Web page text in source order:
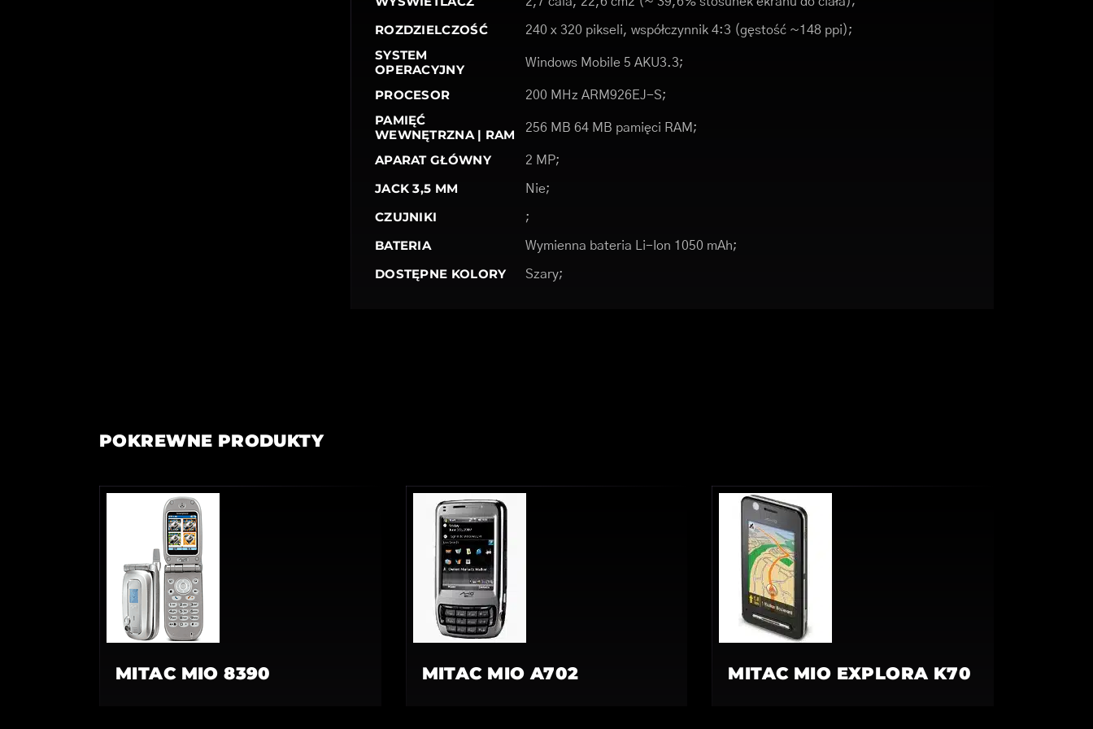
ROZDZIELCZOŚĆ 240 x 320 pikseli, współczynnik 4:3 (gęstość ~148 ppi);
SYSTEM
OPERACYJNY
Windows Mobile 5 AKU3.3;
PROCESOR 200 MHz ARM926EJ-S;
PAMIĘĆ
WEWNĘTRZNA | RAM
256 MB 64 MB pamięci RAM;
APARAT GŁÓWNY 2 MP;
JACK 3,5 MM Nie;
CZUJNIKI ;
BATERIA Wymienna bateria Li-Ion 1050 mAh;
DOSTĘPNE KOLORY Szary;
POKREWNE PRODUKTY
MITAC MIO 8390 MITAC MIO A702 MITAC MIO EXPLORA K70